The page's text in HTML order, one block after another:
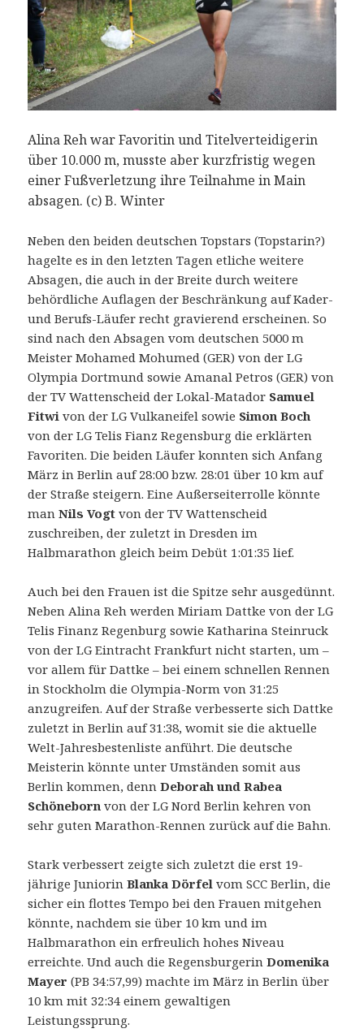
Alina Reh war Favoritin und Titelverteidigerin
über 10.000 m, musste aber kurzfristig wegen
einer Fußverletzung ihre Teilnahme in Main
absagen. (c) B. Winter
Neben den beiden deutschen Topstars (Topstarin?)
hagelte es in den letzten Tagen etliche weitere
Absagen, die auch in der Breite durch weitere
behördliche Auflagen der Beschränkung auf Kader-
und Berufs-Läufer recht gravierend erscheinen. So
sind nach den Absagen vom deutschen 5000 m
Meister Mohamed Mohumed (GER) von der LG
Olympia Dortmund sowie Amanal Petros (GER) von
der TV Wattenscheid der Lokal-Matador Samuel
Fitwi von der LG Vulkaneifel sowie Simon Boch
von der LG Telis Fianz Regensburg die erklärten
Favoriten. Die beiden Läufer konnten sich Anfang
März in Berlin auf 28:00 bzw. 28:01 über 10 km auf
der Straße steigern. Eine Außerseiterrolle könnte
manNils Vogt von der TV Wattenscheid
zuschreiben, der zuletzt in Dresden im
Halbmarathon gleich beim Debüt 1:01:35 lief.
Auch bei den Frauen ist die Spitze sehr ausgedünnt.
Neben Alina Reh werden Miriam Dattke von der LG
Telis Finanz Regenburg sowie Katharina Steinruck
von der LG Eintracht Frankfurt nicht starten, um –
vor allem für Dattke – bei einem schnellen Rennen
in Stockholm die Olympia-Norm von 31:25
anzugreifen. Auf der Straße verbesserte sich Dattke
zuletzt in Berlin auf 31:38, womit sie die aktuelle
Welt-Jahresbestenliste anführt. Die deutsche
Meisterin könnte unter Umständen somit aus
Berlin kommen, dennDeborah und Rabea
Schöneborn von der LG Nord Berlin kehren von
sehr guten Marathon-Rennen zurück auf die Bahn.
Stark verbessert zeigte sich zuletzt die erst 19-
jährige JuniorinBlanka Dörfel vom SCC Berlin, die
sicher ein flottes Tempo bei den Frauen mitgehen
könnte, nachdem sie über 10 km und im
Halbmarathon ein erfreulich hohes Niveau
erreichte. Und auch die RegensburgerinDomenika
Mayer (PB 34:57,99) machte im März in Berlin über
10 km mit 32:34 einem gewaltigen
Leistungssprung.